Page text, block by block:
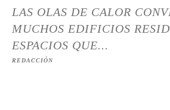
LAS OLAS DE CALOR
MUCHOS EDIFICIOS
ESPACIOS QUE...
REDACCIÓN